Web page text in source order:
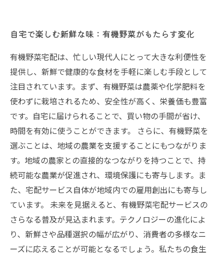
自宅で楽しむ新鮮な味：有機野菜がもたらす変化
有機野菜宅配は、忙しい現代人にとって大きな利便性を
提供し、新鮮で健康的な食材を手軽に楽しむ手段として
注目されています。まず、有機野菜は農薬や化学肥料を
使わずに栽培されるため、安全性が高く、栄養価も豊富
です。自宅に届けられることで、買い物の手間が省け、
時間を有効に使うことができます。 さらに、有機野菜を
選ぶことは、地域の農業を支援することにもつながりま
す。地域の農家との直接的なつながりを持つことで、持
続可能な農業が促進され、環境保護にも寄与します。ま
た、宅配サービス自体が地域内での雇用創出にも寄与し
ています。 未来を見据えると、有機野菜宅配サービスの
さらなる普及が見込まれます。テクノロジーの進化によ
り、新鮮さや品種選択の幅が広がり、消費者の多様なニ
ーズに応えることが可能となるでしょう。私たちの食生